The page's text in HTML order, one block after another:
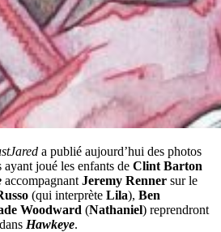
a publié aujourd’hui des photos
ayant joué les enfants de Clint Barton
accompagnant Jeremy Renner sur le
(qui interprète Lila), Ben
Woodward (Nathaniel) reprendront
Hawkeye.